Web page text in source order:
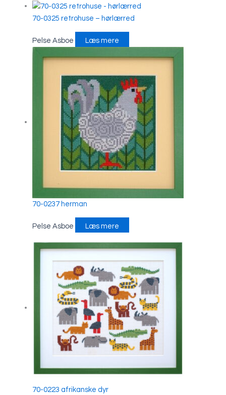
70-0325 retrohuse – hørlærred
Pelse Asboe Læs mere
70-0237 herman
Pelse Asboe Læs mere
70-0223 afrikanske dyr